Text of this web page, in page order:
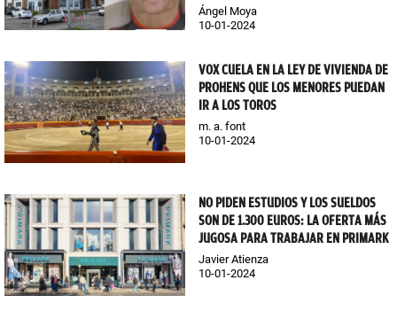
Ángel Moya
10-01-2024
VOX CUELA EN LA LEY DE VIVIENDA DE
PROHENS QUE LOS MENORES PUEDAN
IR A LOS TOROS
m. a. font
10-01-2024
NO PIDEN ESTUDIOS Y LOS SUELDOS
SON DE 1.300 EUROS: LA OFERTA MÁS
JUGOSA PARA TRABAJAR EN PRIMARK
Javier Atienza
10-01-2024